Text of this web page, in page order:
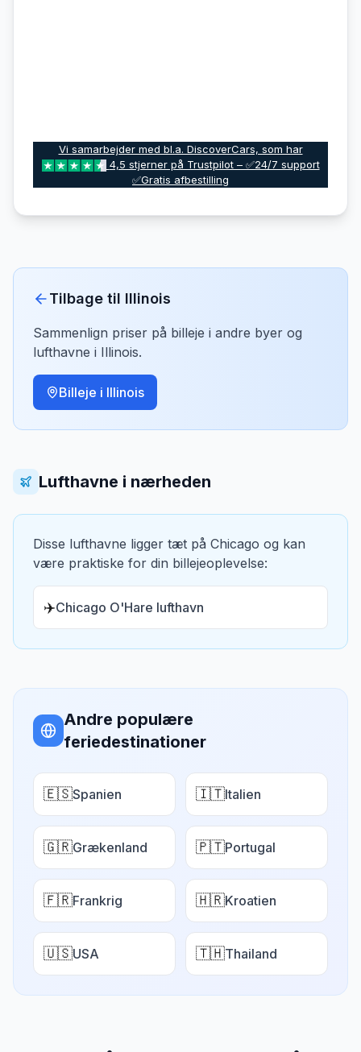
Vi samarbejder med bl.a. DiscoverCars, som har
4,5 stjerner på Trustpilot – ✅24/7 support
✅Gratis afbestilling
Tilbage til Illinois
Sammenlign priser på billeje i andre byer og
lufthavne i Illinois.
Billeje i Illinois
Lufthavne i nærheden
Disse lufthavne ligger tæt på Chicago og kan
være praktiske for din billejeoplevelse:
✈️Chicago O'Hare lufthavn
Andre populære
feriedestinationer
🇪🇸Spanien 🇮🇹Italien
🇬🇷Grækenland 🇵🇹Portugal
🇫🇷Frankrig 🇭🇷Kroatien
🇺🇸USA 🇹🇭Thailand